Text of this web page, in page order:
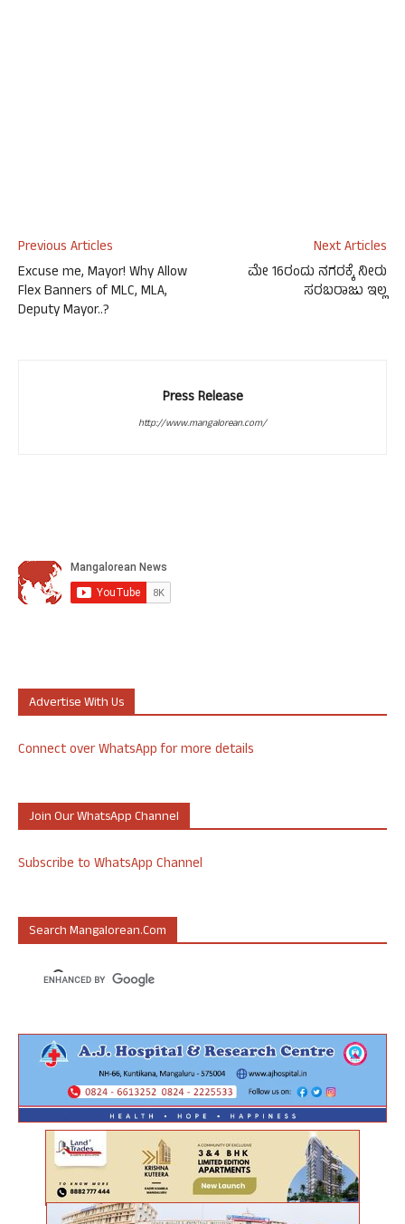
Previous Articles
Excuse me, Mayor! Why Allow
Flex Banners of MLC, MLA,
Deputy Mayor..?
Next Articles
ಮೇ 16ರಂದು ನಗರಕ್ಕೆ ನೀರು
ಸರಬರಾಜು ಇಲ್ಲ
Press Release
http://www.mangalorean.com/
Advertise With Us
Connect over WhatsApp for more details
Join Our WhatsApp Channel
Subscribe to WhatsApp Channel
Search Mangalorean.com